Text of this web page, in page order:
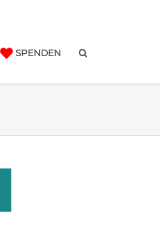
SPENDEN